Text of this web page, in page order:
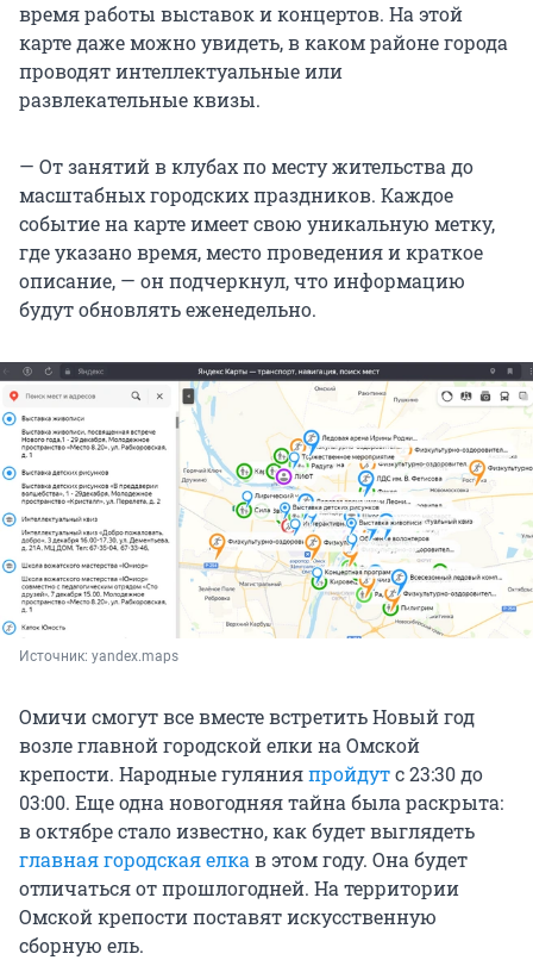
время работы выставок и концертов. На этой
карте даже можно увидеть, в каком районе города
проводят интеллектуальные или
развлекательные квизы.
— От занятий в клубах по месту жительства до
масштабных городских праздников. Каждое
событие на карте имеет свою уникальную метку,
где указано время, место проведения и краткое
описание, — он подчеркнул, что информацию
будут обновлять еженедельно.
Источник: yandex.maps
Омичи смогут все вместе встретить Новый год
возле главной городской елки на Омской
крепости. Народные гулянияпройдутс 23:30 до
03:00. Еще одна новогодняя тайна была раскрыта:
в октябре стало известно, как будет выглядеть
главная городская елкав этом году. Она будет
отличаться от прошлогодней. На территории
Омской крепости поставят искусственную
сборную ель.